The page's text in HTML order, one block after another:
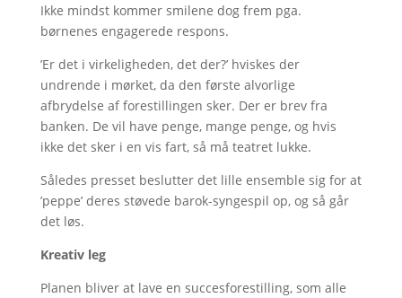
Ikke mindst kommer smilene dog frem pga.
børnenes engagerede respons.
’Er det i virkeligheden, det der?’ hviskes der
undrende i mørket, da den første alvorlige
afbrydelse af forestillingen sker. Der er brev fra
banken. De vil have penge, mange penge, og hvis
ikke det sker i en vis fart, så må teatret lukke.
Således presset beslutter det lille ensemble sig for at
’peppe’ deres støvede barok-syngespil op, og så går
det løs.
Kreativ leg
Planen bliver at lave en succesforestilling, som alle